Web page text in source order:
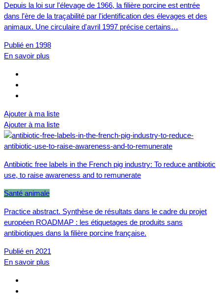
Depuis la loi sur l'élevage de 1966, la filière porcine est entrée
dans l'ère de la traçabilité par l'identification des élevages et des
animaux. Une circulaire d'avril 1997 précise certains…
Publié en 1998
En savoir plus
Ajouter à ma liste
Ajouter à ma liste
Antibiotic free labels in the French pig industry: To reduce antibiotic
use, to raise awareness and to remunerate
Santé animale
Practice abstract. Synthèse de résultats dans le cadre du projet
européen ROADMAP : les étiquetages de produits sans
antibiotiques dans la filière porcine française.
Publié en 2021
En savoir plus